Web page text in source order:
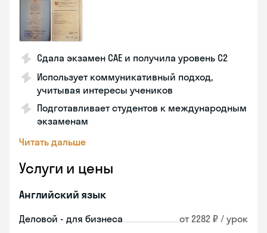
Сдала экзамен CAE и получила уровень С2
Использует коммуникативный подход,
учитывая интересы учеников
Подготавливает студентов к международным
экзаменам
Читать дальше
Услуги и цены
Английский язык
Деловой - для бизнеса от 2282 ₽ / урок